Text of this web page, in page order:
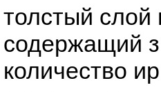
толстый слой
содержащий
количество